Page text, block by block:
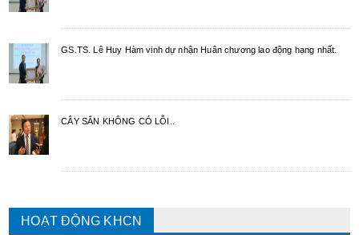
GS.TS. Lê Huy Hàm vinh dự nhận Huân chương lao động hạng nhất.
CÂY SẮN KHÔNG CÓ LỖI..
HOẠT ĐỘNG KHCN